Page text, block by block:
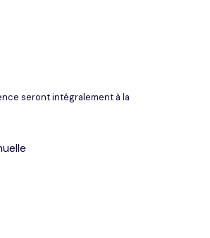
seront intégralement à la